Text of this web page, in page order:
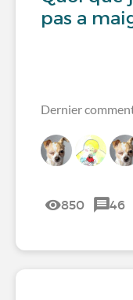
pas a
Dernier
850 46